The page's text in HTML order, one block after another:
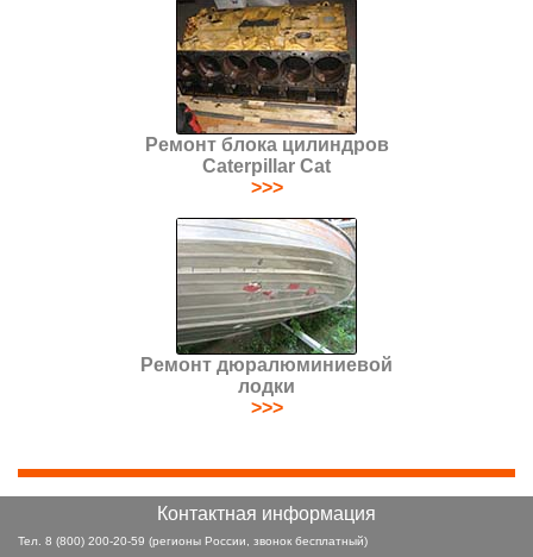
Ремонт блока цилиндров
Caterpillar Cat
>>>
Ремонт дюралюминиевой
лодки
>>>
Контактная информация
Тел. 8 (800) 200-20-59 (регионы России, звонок бесплатный)